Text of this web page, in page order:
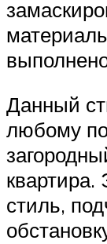
Данный
любому
квартира.
стиль,